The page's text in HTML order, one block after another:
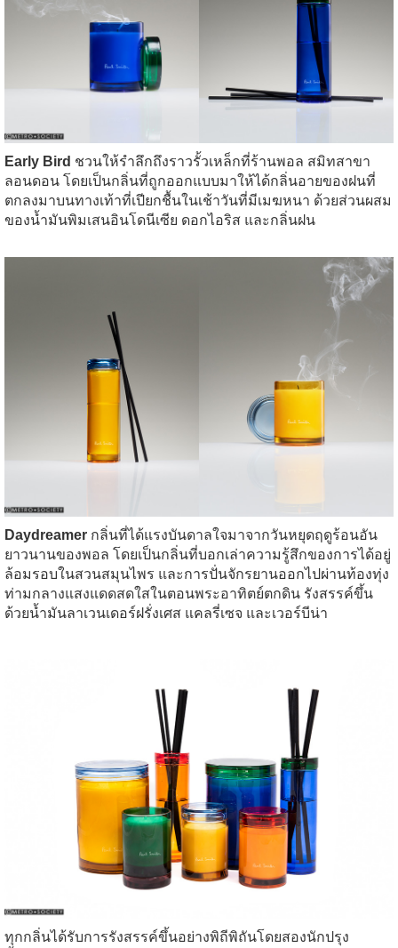
Early Bird ชวนให้รำลึกถึงราวรั้วเหล็กที่ร้านพอล สมิทสาขา
ลอนดอน โดยเป็นกลิ่นที่ถูกออกแบบมาให้ได้กลิ่นอายของฝนที่
ตกลงมาบนทางเท้าที่เปียกชื้นในเช้าวันที่มีเมฆหนา ด้วยส่วนผสม
ของน้ำมันพิมเสนอินโดนีเซีย ดอกไอริส และกลิ่นฝน
Daydreamer กลิ่นที่ได้แรงบันดาลใจมาจากวันหยุดฤดูร้อนอัน
ยาวนานของพอล โดยเป็นกลิ่นที่บอกเล่าความรู้สึกของการได้อยู่
ล้อมรอบในสวนสมุนไพร และการปั่นจักรยานออกไปผ่านท้องทุ่ง
ท่ามกลางแสงแดดสดใสในตอนพระอาทิตย์ตกดิน รังสรรค์ขึ้น
ด้วยน้ำมันลาเวนเดอร์ฝรั่งเศส แคลรี่เซจ และเวอร์บีน่า
ทุกกลิ่นได้รับการรังสรรค์ขึ้นอย่างพิถีพิถันโดยสองนักปรุง